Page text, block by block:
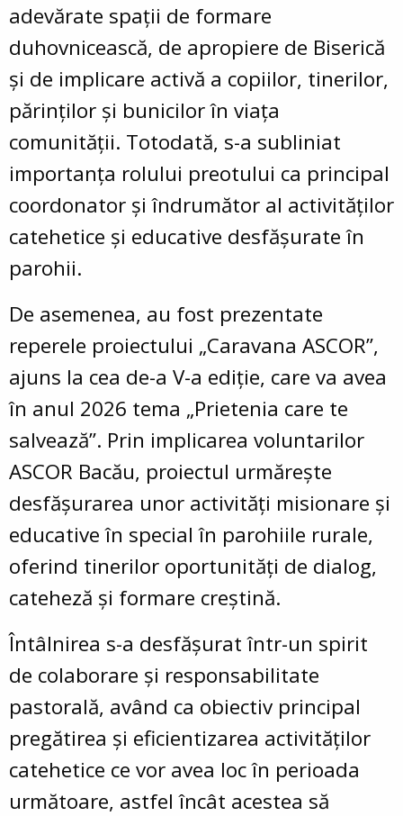
adevărate spații de formare
duhovnicească, de apropiere de Biserică
și de implicare activă a copiilor, tinerilor,
părinților și bunicilor în viața
comunității. Totodată, s-a subliniat
importanța rolului preotului ca principal
coordonator și îndrumător al activităților
catehetice și educative desfășurate în
parohii.
De asemenea, au fost prezentate
reperele proiectului „Caravana ASCOR”,
ajuns la cea de-a V-a ediție, care va avea
în anul 2026 tema „Prietenia care te
salvează”. Prin implicarea voluntarilor
ASCOR Bacău, proiectul urmărește
desfășurarea unor activități misionare și
educative în special în parohiile rurale,
oferind tinerilor oportunități de dialog,
cateheză și formare creștină.
Întâlnirea s-a desfășurat într-un spirit
de colaborare și responsabilitate
pastorală, având ca obiectiv principal
pregătirea și eficientizarea activităților
catehetice ce vor avea loc în perioada
următoare, astfel încât acestea să